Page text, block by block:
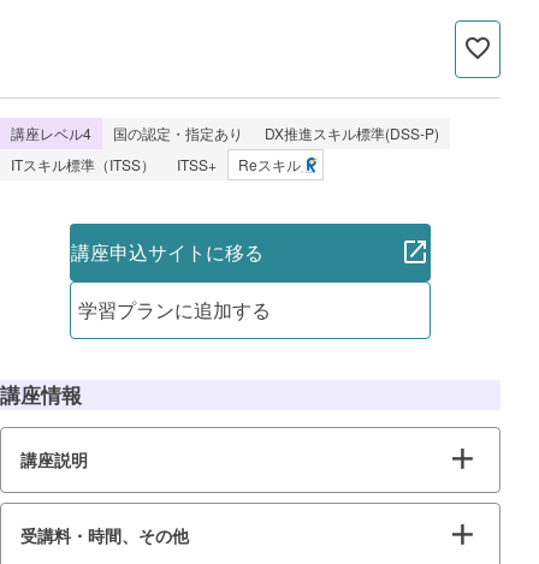
講座レベル4 国の認定・指定あり
DX推進スキル標準(DSS-P)
ITスキル標準（ITSS）
ITSS+ Reスキル
講座申込サイトに移る
学習プランに追加する
講座情報
講座説明
受講料・時間、その他